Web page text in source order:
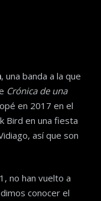
, una banda a la que
Crónica de una
en 2017 en el
Bird en una fiesta
así que son
no han vuelto a
conocer el